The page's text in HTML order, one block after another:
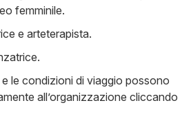
femminile.
e arteterapista.
le condizioni di viaggio possono
all’organizzazione cliccando